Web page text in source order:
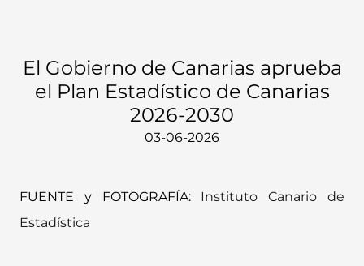
El Gobierno de Canarias aprueba
el Plan Estadístico de Canarias
2026-2030
03-06-2026
FUENTE y FOTOGRAFÍA: Instituto Canario de
Estadística